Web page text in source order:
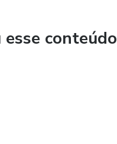
conteúdo